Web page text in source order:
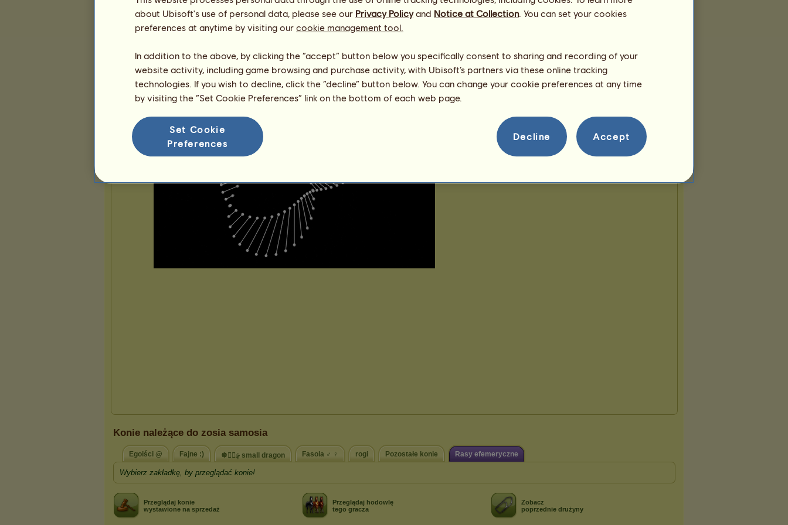
Konie należące do zosia samosia
Egoiści @ Fajne :) ☸ڿڰۣ small dragon Fasola ♂ ♀ rogi Pozostałe konie Rasy efemeryczne
Wybierz zakładkę, by przeglądać konie!
Przeglądaj konie
wystawione na sprzedaż
Przeglądaj hodowlę
tego gracza
Zobacz
poprzednie drużyny
about Ubisoft's use of personal data, please see our Privacy Policyand Notice at Collection. You can set your cookies
preferences at anytime by visiting our cookie management tool.
In addition to the above, by clicking the “accept” button below you specifically consent to sharing and recording of your
website activity, including game browsing and purchase activity, with Ubisoft’s partners via these online tracking
technologies. If you wish to decline, click the “decline” button below. You can change your cookie preferences at any time
by visiting the “Set Cookie Preferences” link on the bottom of each web page.
Set Cookie
Preferences
Decline Accept